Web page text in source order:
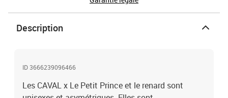
Description
ID 3666239096466
Les CAVAL x Le Petit Prince et le renard sont